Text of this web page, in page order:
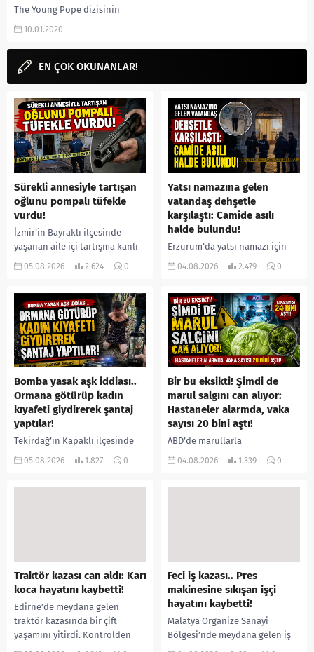
The Young Pope dizisinin
2.sezonu, devamı olarak
beklenen dizi The New Pope bu
sezonda dizi dünyasının
10.01.2020
EN ÇOK OKUNANLAR!
Sürekli annesiyle tartışan
oğlunu pompalı tüfekle
vurdu!
İzmir’in Bayraklı ilçesinde
yaşanan aile içi tartışma kanlı
bitti. İddiaya göre, uzun süredir
05.08.2026 2.624 0
Yatsı namazına gelen
vatandaş dehşetle
karşılaştı: Camide asılı
halde bulundu!
Erzurum’da yatsı namazı için
camiye gelen bir vatandaş,
yerine sevk edilen...
04.08.2026 2.479 0
Bomba yasak aşk iddiası..
Ormana götürüp kadın
kıyafeti giydirerek şantaj
yaptılar!
Tekirdağ’ın Kapaklı ilçesinde
bir kişiyi, arkadaşının eşiyle
05.08.2026 1.827 0
Bir bu eksikti! Şimdi de
marul salgını can alıyor:
Hastaneler alarmda, vaka
sayısı 20 bini aştı!
ABD’de marullarla
ilişkilendirilen siklospora
04.08.2026 1.339 0
Traktör kazası can aldı: Karı
koca hayatını kaybetti!
Edirne’de meydana gelen
traktör kazasında bir çift
yaşamını yitirdi. Kontrolden
çıkarak devrilen traktörün
Feci iş kazası.. Pres
makinesine sıkışan işçi
hayatını kaybetti!
Malatya Organize Sanayi
Bölgesi’nde meydana gelen iş
kazasında, pres makinesine